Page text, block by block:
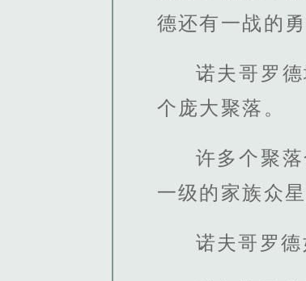
德还有一战的
诺夫哥罗
个庞大聚落。
许多个聚
一级的家族众
诺夫哥罗